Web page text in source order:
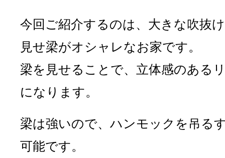
今回ご紹介するのは、大きな吹抜
見せ梁がオシャレなお家です。
梁を見せることで、立体感のある
になります。
梁は強いので、ハンモックを吊る
可能です。